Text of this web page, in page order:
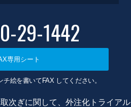
29-1442
専用シート
チ絵を書いてFAX してください。
次ぎに関して、外注化トライアル